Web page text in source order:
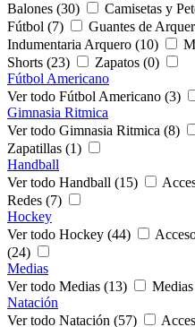
Balones (30)
Camisetas y
Fútbol (7)
Guantes de
Indumentaria Arquero (10)
Shorts (23)
Zapatos (0)
Fútbol Americano
Ver todo Fútbol Americano (3)
Gimnasia Ritmica
Ver todo Gimnasia Ritmica (8)
Zapatillas (1)
Handball
Ver todo Handball (15)
Redes (7)
Hockey
Ver todo Hockey (44)
(24)
Medias
Ver todo Medias (13)
Natación
Ver todo Natación (57)